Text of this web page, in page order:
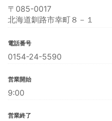
〒085-0017
北海道釧路市幸町８－１
電話番号
0154-24-5590
営業開始
9:00
営業終了